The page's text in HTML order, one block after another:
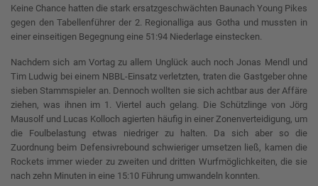
Keine Chance hatten die stark ersatzgeschwächten Baunach Young Pikes
gegen den Tabellenführer der 2. Regionalliga aus Gotha und mussten in
einer einseitigen Begegnung eine 51:94 Niederlage einstecken.
Nachdem sich am Vortag zu allem Unglück auch noch Jonas Mendl und
Tim Ludwig bei einem NBBL-Einsatz verletzten, traten die Gastgeber ohne
sieben Stammspieler an. Dennoch wollten sie sich achtbar aus der Affäre
ziehen, was ihnen im 1. Viertel auch gelang. Die Schützlinge von Jörg
Mausolf und Lucas Kolloch agierten häufig in einer Zonenverteidigung, um
die Foulbelastung etwas niedriger zu halten. Da sich aber so die
Zuordnung beim Defensivrebound schwieriger umsetzen ließ, kamen die
Rockets immer wieder zu zweiten und dritten Wurfmöglichkeiten, die sie
nach zehn Minuten in eine 15:10 Führung umwandeln konnten.